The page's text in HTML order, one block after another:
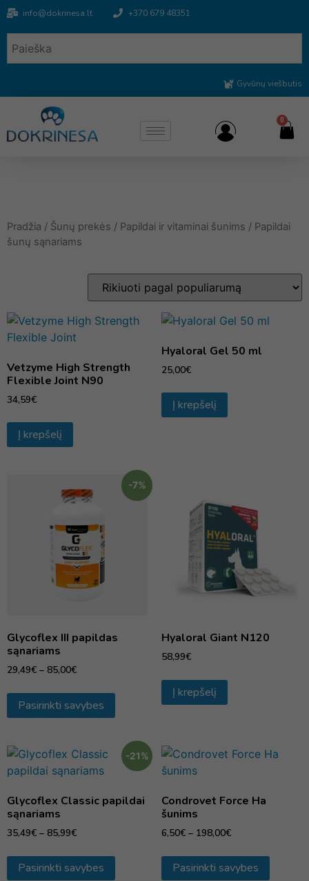
info@dokrinesa.lt +370 679 48351
Gyvūnų viešbutis
0
Pradžia / Šunų prekės / Papildai ir vitaminai šunims / Papildai
šunų sąnariams
Vetzyme High Strength
Flexible Joint N90
34,59€
Į krepšelį
Hyaloral Gel 50 ml
25,00€
Į krepšelį
-7%
Glycoflex III papildas
sąnariams
29,49€ – 85,00€
Pasirinkti savybes
Hyaloral Giant N120
58,99€
Į krepšelį
-21%
Glycoflex Classic papildai
sąnariams
35,49€ – 85,99€
Pasirinkti savybes
Condrovet Force Ha
šunims
6,50€ – 198,00€
Pasirinkti savybes